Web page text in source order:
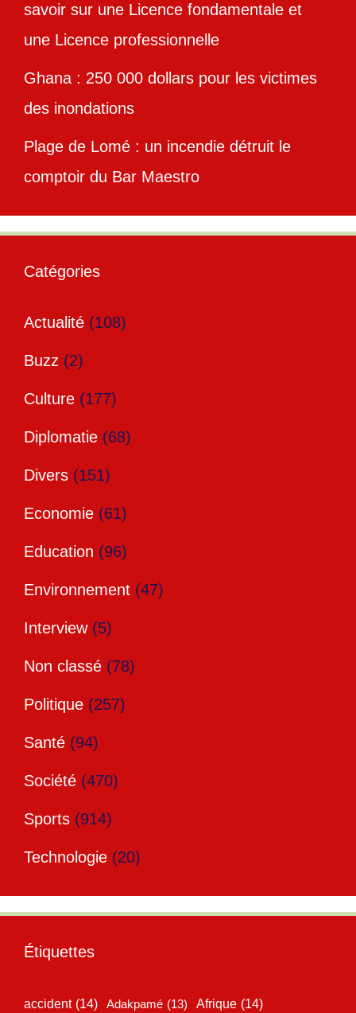
savoir sur une Licence fondamentale et
une Licence professionnelle
Ghana : 250 000 dollars pour les victimes
des inondations
Plage de Lomé : un incendie détruit le
comptoir du Bar Maestro
Catégories
Actualité (108)
Buzz (2)
Culture (177)
Diplomatie (68)
Divers (151)
Economie (61)
Education (96)
Environnement (47)
Interview(5)
Non classé (78)
Politique (257)
Santé (94)
Société (470)
Sports (914)
Technologie (20)
Étiquettes
accident (14) Adakpamé (13) Afrique (14)